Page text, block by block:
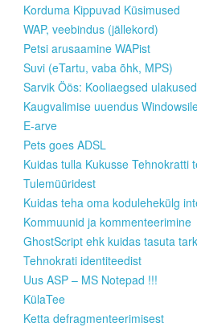
Korduma Kippuvad Küsimused
WAP, veebindus (jällekord)
Petsi arusaamine WAPist
Suvi (eTartu, vaba õhk, MPS)
Sarvik Öös: Kooliaegsed ulakused
Kaugvalimise uuendus
E-arve
Pets goes ADSL
Kuidas tulla Kukusse Tehnokratti
Tulemüüridest
Kuidas teha oma kodulehekülg
Kommuunid ja kommenteerimine
GhostScript ehk kuidas tasuta
Tehnokrati identiteedist
Uus ASP – MS Notepad !!!
KülaTee
Ketta defragmenteerimisest